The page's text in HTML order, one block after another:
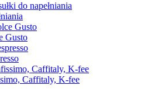
do napełniania
Gusto
Caffitaly, K-fee